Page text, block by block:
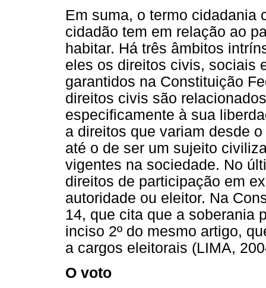
Em suma, o termo cidadania
cidadão tem em relação ao
habitar. Há três âmbitos
eles os direitos civis, sociais
garantidos na Constituição
direitos civis são
especificamente à sua
a direitos que variam desde
até o de ser um sujeito
vigentes na sociedade. No
direitos de participação em
autoridade ou eleitor. Na
14, que cita que a soberania
inciso 2º do mesmo artigo,
a cargos eleitorais (LIMA,
O voto